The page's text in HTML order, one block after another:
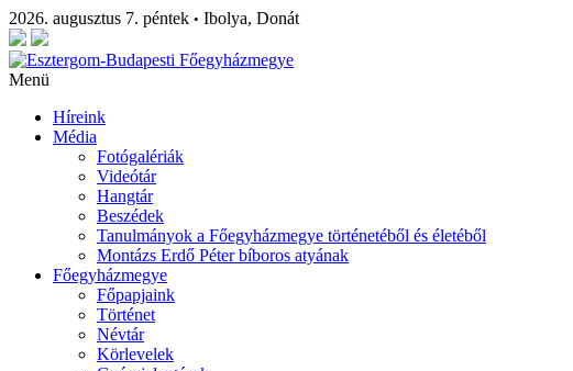
2026. augusztus 7. péntek • Ibolya, Donát
Menü
Híreink
Média
Fotógalériák
Videótár
Hangtár
Beszédek
Tanulmányok a Főegyházmegye történetéből és életéből
Montázs Erdő Péter bíboros atyának
Főegyházmegye
Főpapjaink
Történet
Névtár
Körlevelek